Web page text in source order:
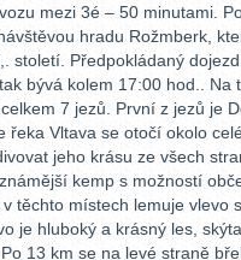
mezi 3é – 50 minutami.
hradu Rožmberk,
století. Předpokládaný
bývá kolem 17:00 hod.. Na
7 jezů. První z jezů je
řeka Vltava se otočí okolo
jeho krásu ze všech
kemp s možností
těchto místech lemuje vlevo
je hluboký a krásný les,
13 km se na levé straně